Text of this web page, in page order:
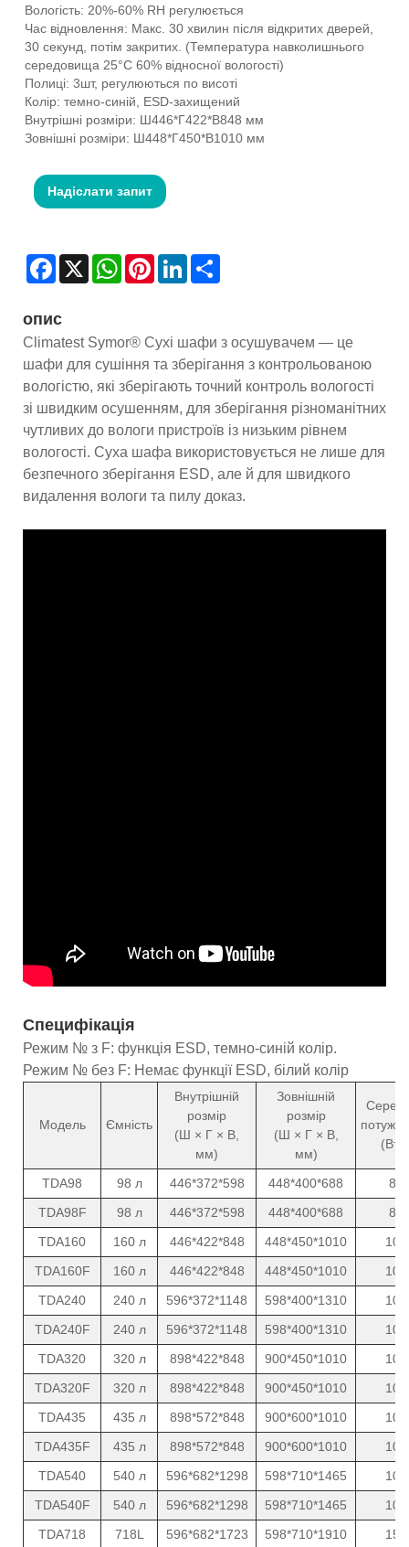
Вологість: 20%-60% RH регулюється
Час відновлення: Макс. 30 хвилин після відкритих дверей,
30 секунд, потім закритих. (Температура навколишнього
середовища 25°C 60% відносної вологості)
Полиці: 3шт, регулюються по висоті
Колір: темно-синій, ESD-захищений
Внутрішні розміри: Ш446*Г422*В848 мм
Зовнішні розміри: Ш448*Г450*В1010 мм
Надіслати запит
Facebook
X WhatsAppPinterestLinkedIn
опис
Climatest Symor® Сухі шафи з осушувачем — це
шафи для сушіння та зберігання з контрольованою
вологістю, які зберігають точний контроль вологості
зі швидким осушенням, для зберігання різноманітних
чутливих до вологи пристроїв із низьким рівнем
вологості. Суха шафа використовується не лише для
безпечного зберігання ESD, але й для швидкого
видалення вологи та пилу доказ.
Специфікація
Режим № з F: функція ESD, темно-синій колір.
Режим № без F: Немає функції ESD, білий колір
Модель Ємність
Внутрішній
розмір
(Ш × Г × В,
мм)
Зовнішній
розмір
(Ш × Г × В,
мм)
(Вт)
TDA98 98 л 446*372*598 448*400*688
8
TDA98F
98 л 446*372*598 448*400*688
8
TDA160
160 л 446*422*848 448*450*1010
10
TDA160F
160 л 446*422*848 448*450*1010
10
TDA240
240 л 596*372*1148 598*400*1310
10
TDA240F
240 л 596*372*1148 598*400*1310
10
TDA320
320 л 898*422*848 900*450*1010
10
TDA320F
320 л 898*422*848 900*450*1010
10
TDA435
435 л 898*572*848 900*600*1010
10
TDA435F
435 л 898*572*848 900*600*1010
10
TDA540
540 л 596*682*1298 598*710*1465
10
TDA540F
540 л 596*682*1298 598*710*1465
10
TDA718
718L 596*682*1723 598*710*1910 15